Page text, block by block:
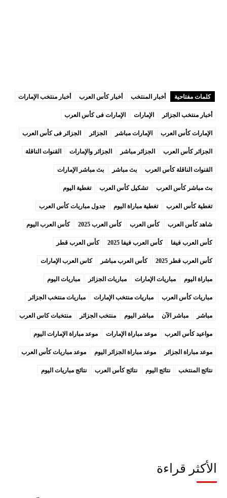
الأكثر قراءة
كلمات مفتاحية أخبار المنتخب أخبار كأس العرب أخبار منتخب الإمارات
أخبار منتخب الجزائر الإمارات الإمارات فى كأس العرب
الإمارات كأس العرب الإمارات مباشر الجزائر الجزائر فى كأس العرب
الجزائر كأس العرب الجزائر مباشر الجزائر والإمارات القنوات الناقلة
القنوات الناقلة كأس العرب بث مباشر بث مباشر الإمارات
بث مباشر كأس العرب تشكيل كأس العرب تغطية اليوم
تغطية كأس العرب تغطية مباراة اليوم جدول مباريات كأس العرب
شاهد كأس العرب كأس العرب كأس العرب 2025 كأس العرب اليوم
كأس العرب فيفا كأس العرب فيفا 2025 كأس العرب قطر
كأس العرب قطر 2025 كأس العرب مباشر كاس العرب الإمارات
مباراة اليوم مباريات الإمارات مباريات الجزائر مباريات اليوم
مباريات كأس العرب مباريات منتخب الإمارات مباريات منتخب الجزائر
مباشر مباشر الآن مباشر اليوم منتخب الجزائر منتخبات كاس العرب
مواعيد كأس العرب موعد مباراة الإمارات موعد مباراة الإمارات اليوم
موعد مباراة الجزائر موعد مباراة الجزائر اليوم موعد مباريات كأس العرب
نتائج المنتخب نتائج اليوم نتائج كأس العرب نتائج مباريات اليوم